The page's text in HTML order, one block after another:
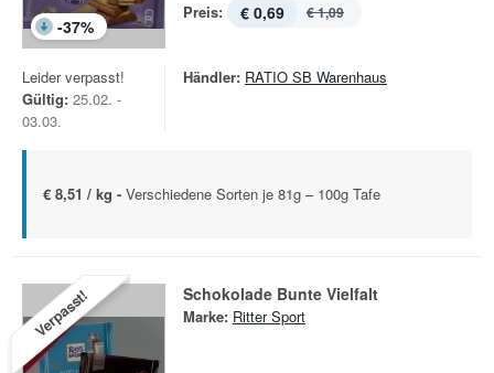
-37%
Preis: € 0,69 € 1,09
Leider verpasst!
Gültig: 25.02. -
03.03.
Händler: RATIO SB Warenhaus
€ 8,51 / kg - Verschiedene Sorten je 81g – 100g Tafe
Verpasst! Schokolade Bunte Vielfalt
Marke: Ritter Sport